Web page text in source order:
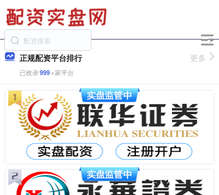
正规配资平台排行
已收录999+家平台
更多